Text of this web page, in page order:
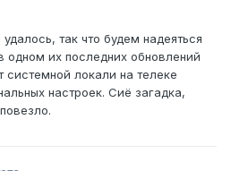
так что будем надеяться
одном их последних обновлений
локали на телеке
настроек. Сиё загадка,